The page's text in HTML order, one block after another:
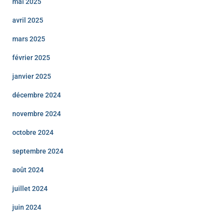
avril 2025
mars 2025
février 2025
janvier 2025
décembre 2024
novembre 2024
octobre 2024
septembre 2024
août 2024
juillet 2024
juin 2024